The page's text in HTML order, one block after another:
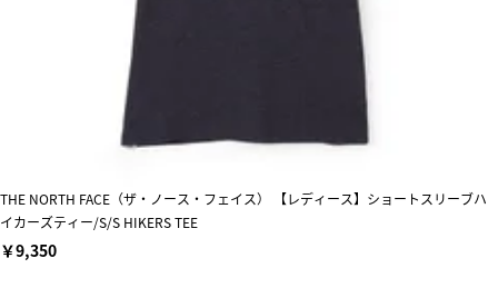
THE NORTH FACE（ザ・ノース・フェイス） 【レディース】ショートスリーブハ
イカーズティー/S/S HIKERS TEE
￥9,350